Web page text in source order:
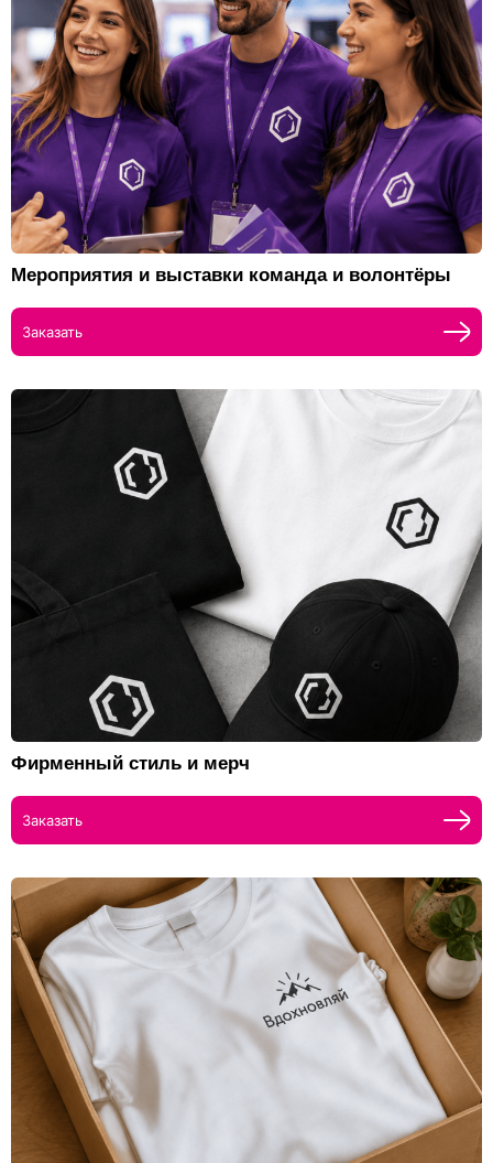
Мероприятия и выставки команда и волонтёры
Заказать
Фирменный стиль и мерч
Заказать